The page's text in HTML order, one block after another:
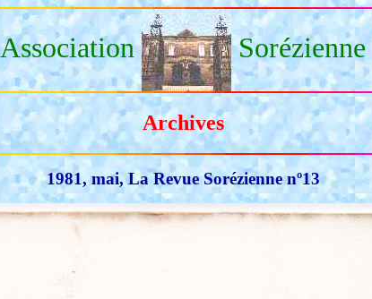
Association Sorézienne
Archives
1981, mai, La Revue Sorézienne nº13